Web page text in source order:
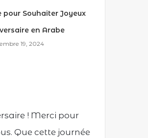
pour Souhaiter Joyeux
en Arabe
19, 2024
! Merci pour
Que cette journée